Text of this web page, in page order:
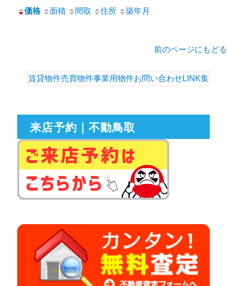
価格 面積 間取 住所 築年月
前のページにもどる
賃貸物件売買物件事業用物件お問い合わせLINK集
来店予約｜不動鳥取